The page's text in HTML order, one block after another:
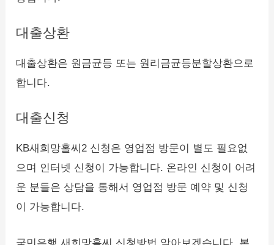
대출상환
대출상환은 원금균등 또는 원리금균등분할상환으로
합니다.
대출신청
KB새희망홀씨2 신청은 영업점 방문이 별도 필요없
으며 인터넷 신청이 가능합니다. 온라인 신청이 어려
운 분들은 상담을 통해서 영업점 방문 예약 및 신청
이 가능합니다.